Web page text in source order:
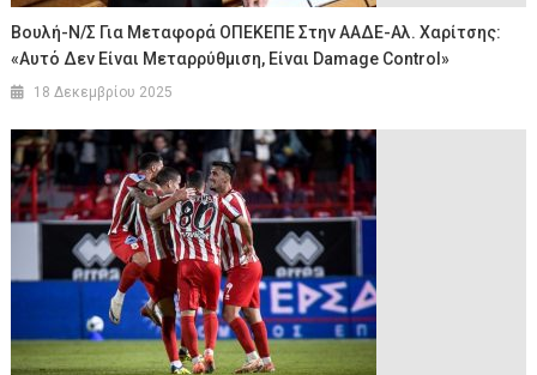
Βουλή-Ν/σ Για Μεταφορά ΟΠΕΚΕΠΕ Στην ΑΑΔΕ-Αλ. Χαρίτσης:
«Αυτό Δεν Είναι Μεταρρύθμιση, Είναι Damage Control»
18 Δεκεμβρίου 2025